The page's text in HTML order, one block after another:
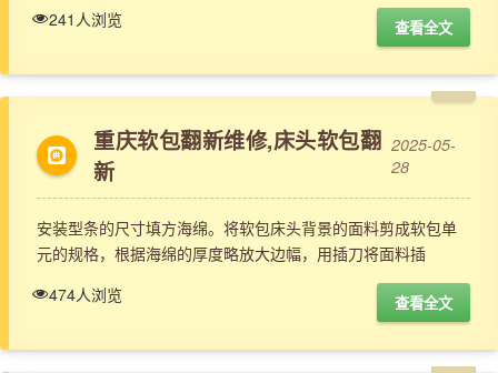
241人浏览
查看全文
重庆软包翻新维修,床头软包翻
新
2025-05-
28
安装型条的尺寸填方海绵。将软包床头背景的面料剪成软包单
元的规格，根据海绵的厚度略放大边幅，用插刀将面料插
474人浏览
查看全文